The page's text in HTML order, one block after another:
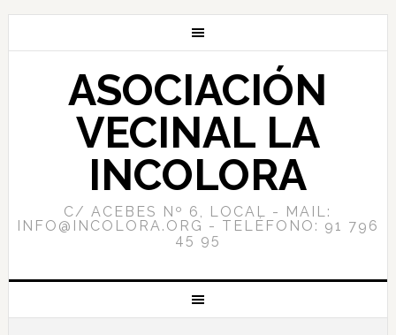
ASOCIACIÓN
VECINAL LA
INCOLORA
C/ ACEBES Nº 6, LOCAL - MAIL:
INFO@INCOLORA.ORG - TELÉFONO: 91 796
45 95